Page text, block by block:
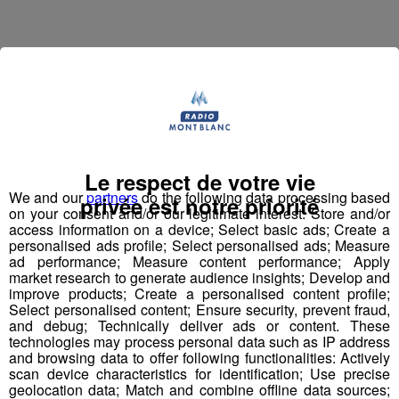
Jean-François Michelin est un
commencé par travailler en station de skis. Il a ensuite
accompagné l'inventeur dusaut à l'élastique
tremplin de saut à l'élastiquerévolutionnaire en 2008
et a créé leBun J Rideen 2009.
Bun JQuoi ?
Le nomBun J Rideest inspiré de la prononciation
anglaise dusaut à l'élastique("bungee" ou "bungy")
auquel s'ajoute le "ride" du mouvement et de la liberté,
avec au milieu le "J" de Jeff, son inventeur.
Écoutez l'interview de son créateur ⬇
We and ourpartnersdo the following data processing based
on your consent and/or our legitimate interest: Store and/or
access information on a device; Select basic ads; Create a
personalised ads profile; Select personalised ads; Measure
ad performance; Measure content performance; Apply
market research to generate audience insights; Develop and
improve products; Create a personalised content profile;
Select personalised content; Ensure security, prevent fraud,
and debug; Technically deliver ads or content. These
technologies may process personal data such as IP address
and browsing data to offer following functionalities: Actively
scan device characteristics for identification; Use precise
geolocation data; Match and combine offline data sources;
Le respect de votre vie
privée est notre priorité